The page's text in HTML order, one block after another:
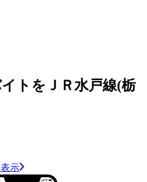
トをＪＲ水戸線(栃
示